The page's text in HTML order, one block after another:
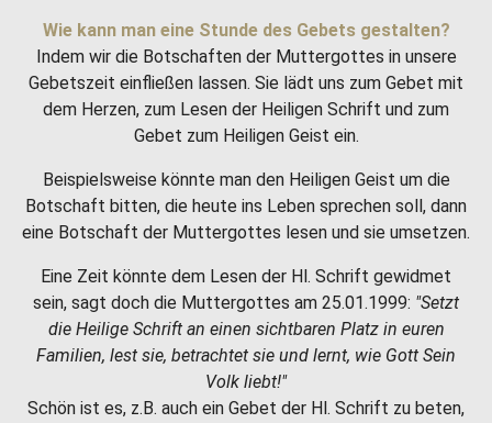
Wie kann man eine Stunde des Gebets gestalten?
Indem wir die Botschaften der Muttergottes in unsere
Gebetszeit einfließen lassen. Sie lädt uns zum Gebet mit
dem Herzen, zum Lesen der Heiligen Schrift und zum
Gebet zum Heiligen Geist ein.
Beispielsweise könnte man den Heiligen Geist um die
Botschaft bitten, die heute ins Leben sprechen soll, dann
eine Botschaft der Muttergottes lesen und sie umsetzen.
Eine Zeit könnte dem Lesen der Hl. Schrift gewidmet
sein, sagt doch die Muttergottes am 25.01.1999: "Setzt
die Heilige Schrift an einen sichtbaren Platz in euren
Familien, lest sie, betrachtet sie und lernt, wie Gott Sein
Volk liebt!"
Schön ist es, z.B. auch ein Gebet der Hl. Schrift zu beten,